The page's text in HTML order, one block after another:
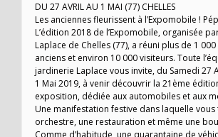
DU 27 AVRIL AU 1 MAI (77) CHELLES
Les anciennes fleurissent à l’Expomobile !
L’édition 2018 de l’Expomobile, organisée
Laplace de Chelles (77), a réuni plus de 1
anciens et environ 10 000 visiteurs. Toute
jardinerie Laplace vous invite, du Samedi 27
1 Mai 2019, à venir découvrir la 21ème
exposition, dédiée aux automobiles et aux
Une manifestation festive dans laquelle vous
orchestre, une restauration et même une